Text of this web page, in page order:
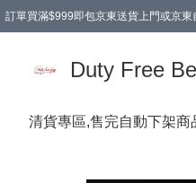
訂單買滿$999即包京東送貨上門或京東
Duty Free
清貨專區,售完自動下架商